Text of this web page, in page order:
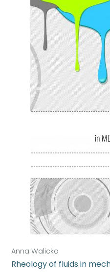
Anna Walicka
Rheology of fluids in